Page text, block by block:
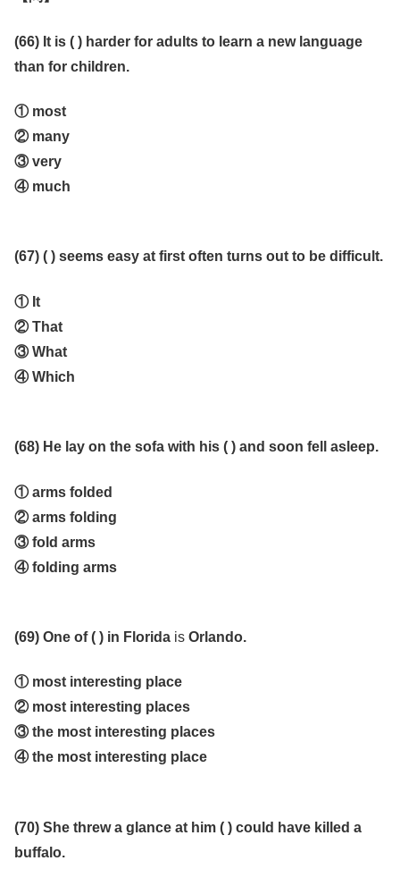
(66) It is ( ) harder for adults to learn a new language
than for children.
① most
② many
③ very
④ much
(67) ( ) seems easy at first often turns out to be difficult.
① It
② That
③ What
④ Which
(68) He lay on the sofa with his ( ) and soon fell asleep.
① arms folded
② arms folding
③ fold arms
④ folding arms
(69) One of ( ) in Florida is Orlando.
① most interesting place
② most interesting places
③ the most interesting places
④ the most interesting place
(70) She threw a glance at him ( ) could have killed a
buffalo.